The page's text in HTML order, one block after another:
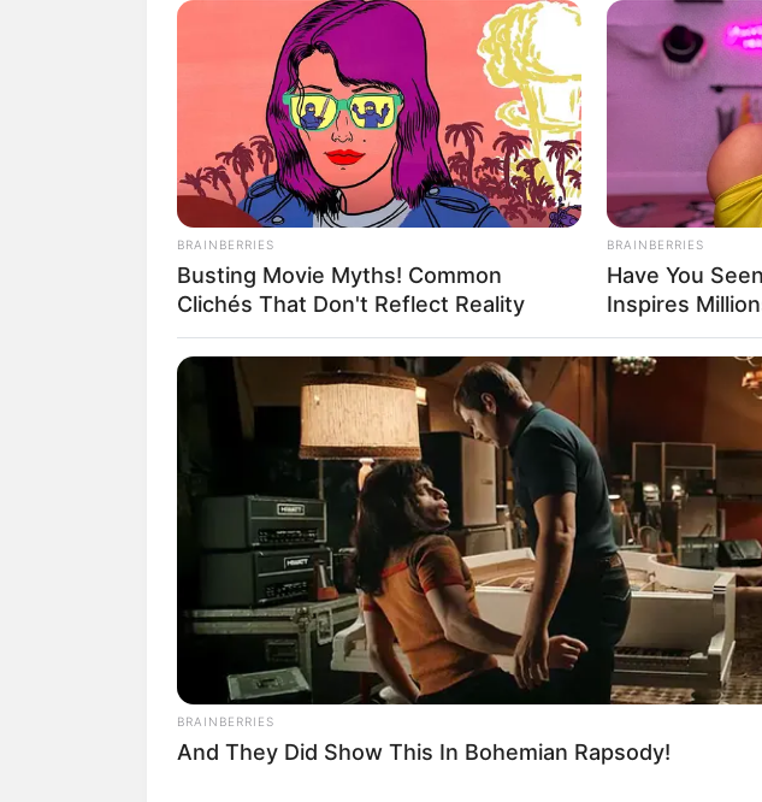
Das Interesse von Ludwig I. an der Antike spiegeln
Bayernwider, wie dieWalhallaan der Donau, die
Ruhmeshalle und der Königsplatz
Öffnungszeiten und weitere Informationen
Dieses Ausflugsziel auf der Landkarte
Hotels in der Nähe des Ausflugsziels Villa
Hotels in Edenkoben
Hotels in der Urlaubsregion
buchen.
Ausflugsziele, Sehenswürdigkeiten,
(Edenkoben):
Ausflugsziele Umkreis Edenkoben
BRAINBERRIES
Busting Movie Myths! Common
Clichés That Don't Reflect Reality
BRAINBERRIES
Have You
Inspires
BRAINBERRIES
And They Did Show This In Bohemian Rapsody!